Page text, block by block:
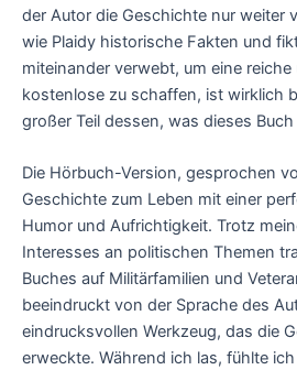
der Autor die Geschichte nur weiter
wie Plaidy historische Fakten und
miteinander verwebt, um eine
kostenlose zu schaffen, ist wirklich
großer Teil dessen, was dieses
Die Hörbuch-Version, gesprochen
Geschichte zum Leben mit einer
Humor und Aufrichtigkeit. Trotz
Interesses an politischen Themen
Buches auf Militärfamilien und
beeindruckt von der Sprache des
eindrucksvollen Werkzeug, das die
erweckte. Während ich las, fühlte